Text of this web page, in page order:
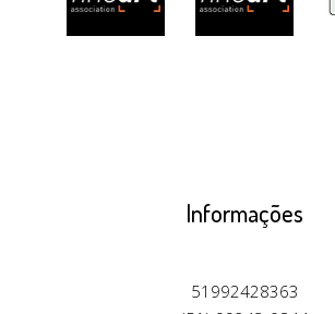
Informações
51992428363